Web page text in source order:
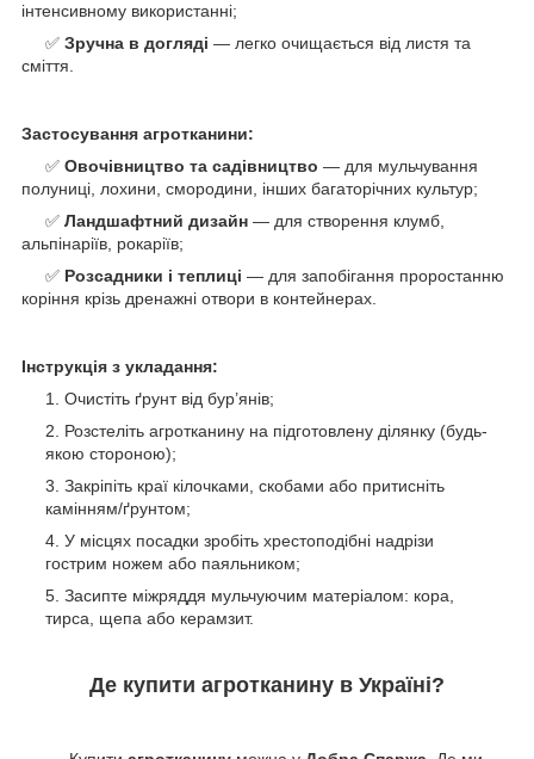
інтенсивному використанні;
✅ Зручна в догляді — легко очищається від листя та
сміття.
Застосування агротканини:
✅ Овочівництво та садівництво — для мульчування
полуниці, лохини, смородини, інших багаторічних культур;
✅ Ландшафтний дизайн — для створення клумб,
альпінаріїв, рокаріїв;
✅ Розсадники і теплиці — для запобігання проростанню
коріння крізь дренажні отвори в контейнерах.
Інструкція з укладання:
Очистіть ґрунт від бур’янів;
Розстеліть агротканину на підготовлену ділянку (будь-
якою стороною);
Закріпіть краї кілочками, скобами або притисніть
камінням/ґрунтом;
У місцях посадки зробіть хрестоподібні надрізи
гострим ножем або паяльником;
Засипте міжряддя мульчуючим матеріалом: кора,
тирса, щепа або керамзит.
Де купити агротканину в Україні?